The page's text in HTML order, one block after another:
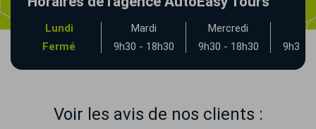
Lundi
Fermé
Mardi
9h30 - 18h30
Mercredi
9h30 - 18h30
9h30 -
Voir les avis de nos clients :